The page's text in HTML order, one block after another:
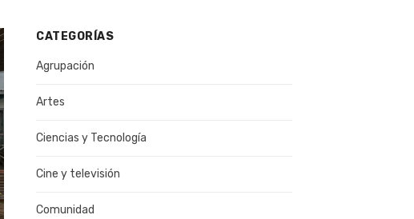
CATEGORÍAS
Agrupación
Artes
Ciencias y Tecnología
Cine y televisión
Comunidad